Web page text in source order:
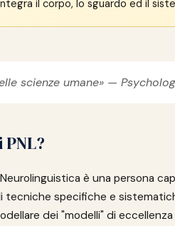
il corpo, lo sguardo ed il
scienze umane» —
è una persona
tecniche specifiche e
dei "modelli" di eccellenza